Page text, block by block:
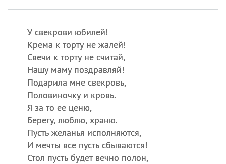
У свекрови юбилей!
Крема к торту не жалей!
Свечи к торту не считай,
Нашу маму поздравляй!
Подарила мне свекровь,
Половиночку и кровь.
Я за то ее ценю,
Берегу, люблю, храню.
Пусть желанья исполняются,
И мечты все пусть сбываются!
Стол пусть будет вечно полон,